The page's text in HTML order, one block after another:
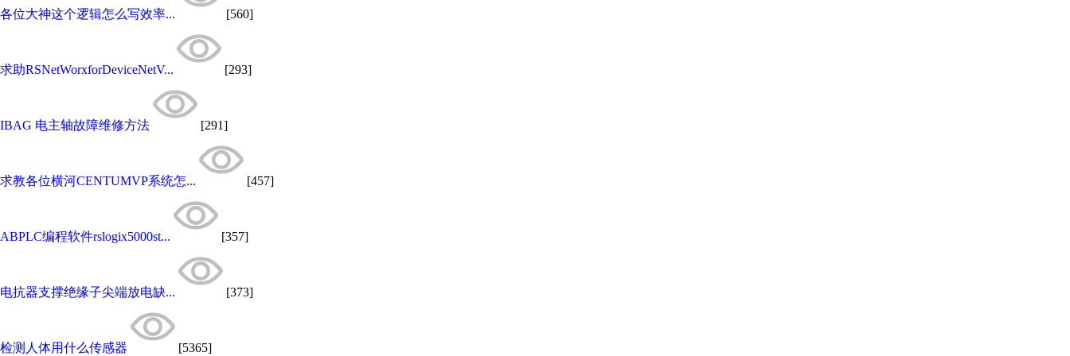
各位大神这个逻辑怎么写效率... [560]
求助RSNetWorxforDeviceNetV... [293]
IBAG 电主轴故障维修方法 [291]
求教各位横河CENTUMVP系统怎... [457]
ABPLC编程软件rslogix5000st... [357]
电抗器支撑绝缘子尖端放电缺... [373]
检测人体用什么传感器 [5365]